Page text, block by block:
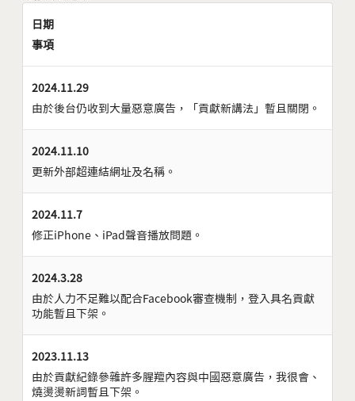
日期
事項
2024.11.29
由於後台仍收到大量惡意廣告，「貢獻新講法」暫且關閉。
2024.11.10
更新外部超連結網址及名稱。
2024.11.7
修正iPhone、iPad聲音播放問題。
2024.3.28
由於人力不足難以配合Facebook審查機制，登入具名貢獻
功能暫且下架。
2023.11.13
由於貢獻紀錄參雜許多腥羶內容與中國惡意廣告，我很會、
燒燙燙新詞暫且下架。